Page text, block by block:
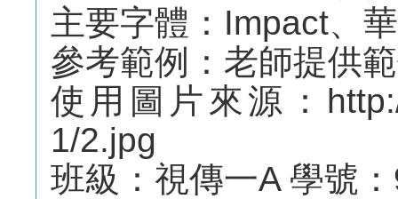
主要字體：Impact、
參考範例：老師提供
使用圖片來源：
1/2.jpg
班級：視傳一A 學號